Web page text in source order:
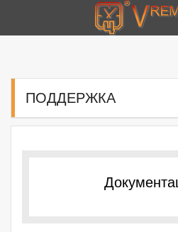
contentПОДДЕРЖКА